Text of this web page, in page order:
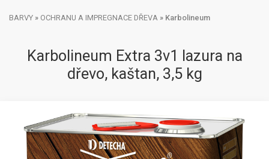
BARVY » OCHRANU A IMPREGNACE DŘEVA » Karbolineum
Karbolineum Extra 3v1 lazura na
dřevo, kaštan, 3,5 kg